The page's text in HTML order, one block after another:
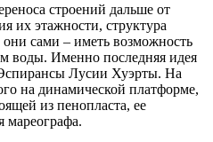
строений дальше от
их этажности, структура
сами – иметь возможность
воды. Именно последняя идея
Лусии Хуэрты. На
на динамической платформе,
из пенопласта, ее
мареографа.